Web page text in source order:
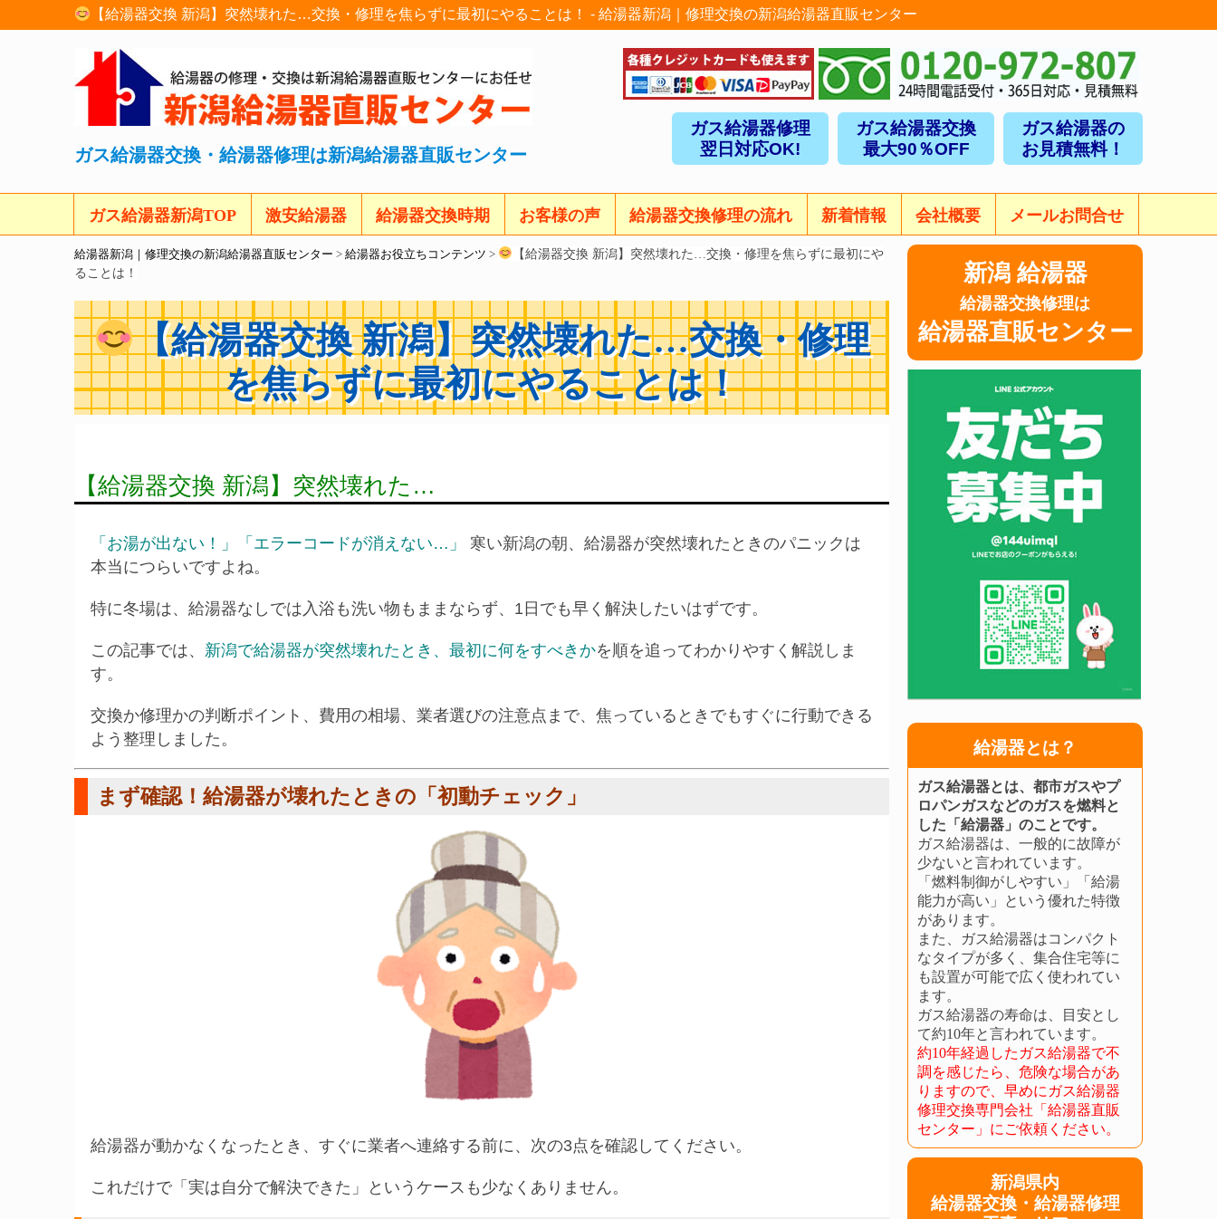
【給湯器交換 新潟】突然壊れた…交換・修理を焦らずに最初にやることは！ - 給湯器新潟｜修理交換の新潟給湯器直販センター
ガス給湯器交換・給湯器修理は新潟給湯器直販センター
ガス給湯器の
お見積無料！
ガス給湯器交換
最大90％OFF
ガス給湯器修理
翌日対応OK!
ガス給湯器新潟TOP 激安給湯器 給湯器交換時期 お客様の声 給湯器交換修理の流れ 新着情報 会社概要 メールお問合せ
給湯器新潟｜修理交換の新潟給湯器直販センター > 給湯器お役立ちコンテンツ >
【給湯器交換 新潟】突然壊れた…交換・修理を焦らずに最初にや
ることは！
【給湯器交換 新潟】突然壊れた…交換・修理
を焦らずに最初にやることは！
【給湯器交換 新潟】突然壊れた…
「お湯が出ない！」「エラーコードが消えない…」
寒い新潟の朝、給湯器が突然壊れたときのパニックは
本当につらいですよね。
特に冬場は、給湯器なしでは入浴も洗い物もままならず、1日でも早く解決したいはずです。
この記事では、 新潟で給湯器が突然壊れたとき、最初に何をすべきかを順を追ってわかりやすく解説しま
す。
交換か修理かの判断ポイント、費用の相場、業者選びの注意点まで、焦っているときでもすぐに行動できる
よう整理しました。
まず確認！給湯器が壊れたときの「初動チェック」
給湯器が動かなくなったとき、すぐに業者へ連絡する前に、次の3点を確認してください。
これだけで「実は自分で解決できた」というケースも少なくありません。
新潟 給湯器
給湯器交換修理は
給湯器直販センター
給湯器とは？
ガス給湯器とは、都市ガスやプ
ロパンガスなどのガスを燃料と
した「給湯器」のことです。
ガス給湯器は、一般的に故障が
少ないと言われています。
「燃料制御がしやすい」「給湯
能力が高い」という優れた特徴
があります。
また、ガス給湯器はコンパクト
なタイプが多く、集合住宅等に
も設置が可能で広く使われてい
ます。
ガス給湯器の寿命は、目安とし
て約10年と言われています。
約10年経過したガス給湯器で不
調を感じたら、危険な場合があ
りますので、早めにガス給湯器
修理交換専門会社「給湯器直販
センター」にご依頼ください。
新潟県内
給湯器交換・給湯器修理